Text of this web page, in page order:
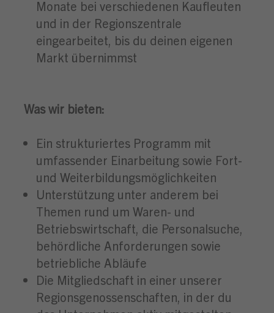
Monate bei verschiedenen Kaufleuten
und in der Regionszentrale
eingearbeitet, bis du deinen eigenen
Markt übernimmst
Was wir bieten:
Ein strukturiertes Programm mit
umfassender Einarbeitung sowie Fort-
und Weiterbildungsmöglichkeiten
Unterstützung unter anderem bei
Themen rund um Waren- und
Betriebswirtschaft, die Personalsuche,
behördliche Anforderungen sowie
betriebliche Abläufe
Die Mitgliedschaft in einer unserer
Regionsgenossenschaften, in der du